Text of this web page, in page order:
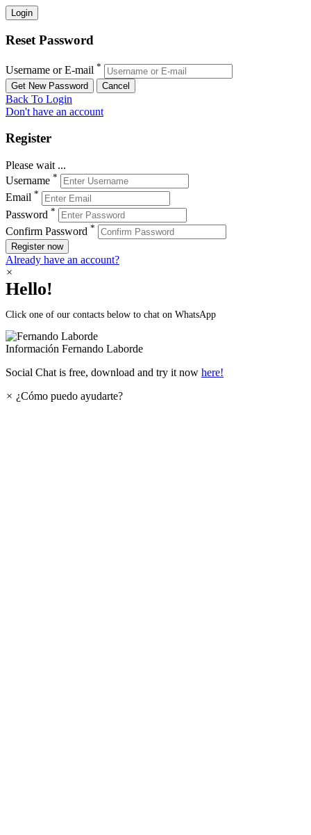
Reset Password
Username or E-mail *
Back To Login
Don't have an account
Register
Please wait ...
Username *
Email *
Password *
Confirm Password *
Register now
Already have an account?
×
Hello!
Click one of our contacts below to chat on WhatsApp
Información Fernando Laborde
Social Chat is free, download and try it now here!
× ¿Cómo puedo ayudarte?